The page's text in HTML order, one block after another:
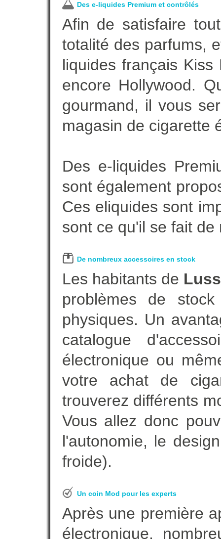
Des e-liquides Premium et contrôlés
Afin de satisfaire
totalité des parfums,
liquides français
encore Hollywood.
gourmand, il vous
magasin de cigarette
Des e-liquides
sont également
Ces eliquides sont
sont ce qu'il se fait
De nombreux accessoires en stock
Les habitants de
problèmes de
physiques. Un
catalogue
électronique ou
votre achat de
trouverez différents
Vous allez donc
l'autonomie, le
froide).
Un coin Mod pour les experts
Après une première
électronique,